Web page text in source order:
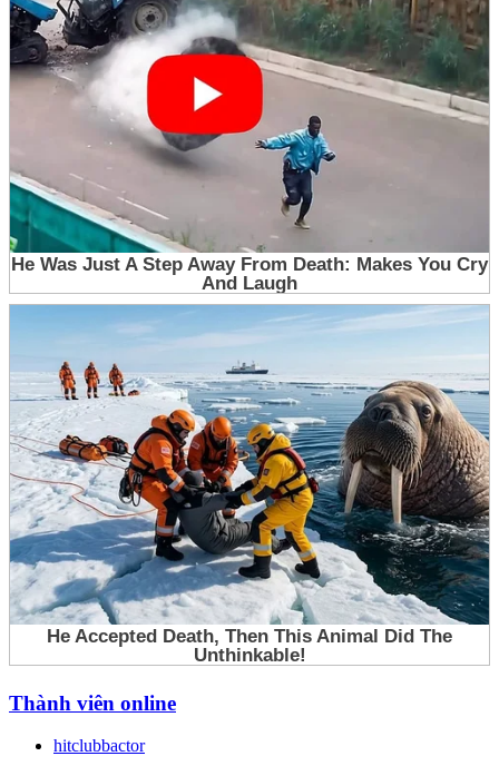
Thành viên online
hitclubbactor